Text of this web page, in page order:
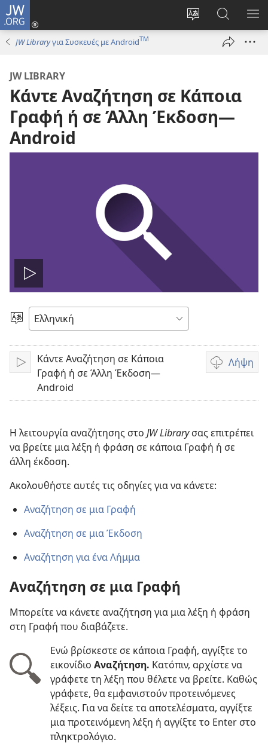
JW.ORG
Αλλαγή
γλώσσας
ιστότοπου
Σύνδεση
(ανοίγει
παράθυρο)
στο
JW.ORG
JW Libraryγια Συσκευές με AndroidTM
JW LIBRARY
Κάντε Αναζήτηση σε Κάποια
Γραφή ή σε Άλλη Έκδοση—
Android
Αναπαραγωγή
βίντεο
Επιλέξτε
Γλώσσα
Αναπαραγωγή
Κάντε Αναζήτηση σε Κάποια
Γραφή ή σε Άλλη Έκδοση—
Android
Λήψη
Επιλογές
βίντεο
Η λειτουργία αναζήτησης στο JW Libraryσας επιτρέπει
να βρείτε μια λέξη ή φράση σε κάποια Γραφή ή σε
άλλη έκδοση.
Ακολουθήστε αυτές τις οδηγίες για να κάνετε:
Αναζήτηση σε μια Γραφή
Αναζήτηση σε μια Έκδοση
Αναζήτηση για ένα Λήμμα
Αναζήτηση σε μια Γραφή
Μπορείτε να κάνετε αναζήτηση για μια λέξη ή φράση
στη Γραφή που διαβάζετε.
Ενώ βρίσκεστε σε κάποια Γραφή, αγγίξτε το
εικονίδιο Αναζήτηση. Κατόπιν, αρχίστε να
γράφετε τη λέξη που θέλετε να βρείτε. Καθώς
γράφετε, θα εμφανιστούν προτεινόμενες
λέξεις. Για να δείτε τα αποτελέσματα, αγγίξτε
μια προτεινόμενη λέξη ή αγγίξτε το Enter στο
πληκτρολόγιο.